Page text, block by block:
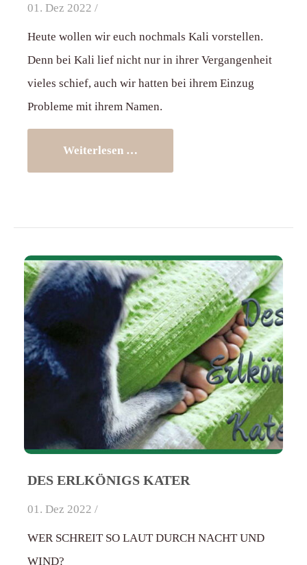
01. Dez 2022 /
Heute wollen wir euch nochmals Kali vorstellen.
Denn bei Kali lief nicht nur in ihrer Vergangenheit
vieles schief, auch wir hatten bei ihrem Einzug
Probleme mit ihrem Namen.
Weiterlesen …
DES ERLKÖNIGS KATER
01. Dez 2022 /
WER SCHREIT SO LAUT DURCH NACHT UND
WIND?